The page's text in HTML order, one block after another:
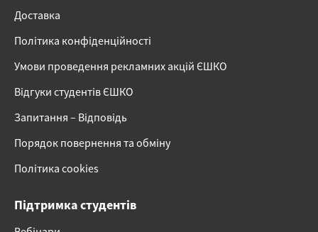
Доставка
Політика конфіденційності
Умови проведення рекламних акцій ЄШКО
Відгуки студентів ЄШКО
Запитання – Відповідь
Порядок повернення та обміну
Політика cookies
Підтримка студентів